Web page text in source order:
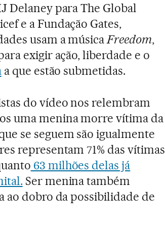
Delaney para The Global
e a Fundação Gates,
usam a músicaFreedom,
exigir ação, liberdade e o
a que estão submetidas.
do vídeo nos relembram
uma menina morre vítima da
se seguem são igualmente
representam 71% das vítimas
63 milhões delas já
Ser menina também
ao dobro da possibilidade de